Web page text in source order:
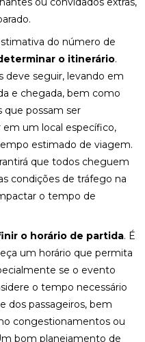
do número de
o itinerário.
deve seguir, levando em
e chegada, bem como
que possam ser
em um local específico,
estimado de viagem.
que todos cheguem
condições de tráfego na
o tempo de
o horário de partida. É
um horário que permita
se o evento
o tempo necessário
dos passageiros, bem
congestionamentos ou
bom planejamento de